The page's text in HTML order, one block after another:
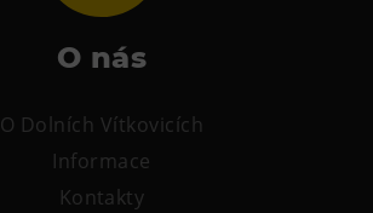
O nás
O Dolních Vítkovicích
Informace
Kontakty